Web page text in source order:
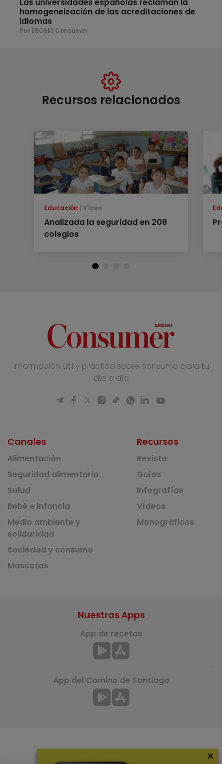
Las universidades españolas reclaman la
homogeneización de las acreditaciones de
idiomas
Por EROSKI Consumer
Recursos relacionados
Educación Vídeo
Analizada la seguridad en 208
colegios
Información útil y práctica sobre consumo para tu
día a día
Canales
Alimentación
Seguridad alimentaria
Salud
Bebé e infancia
Medio ambiente y
solidaridad
Sociedad y consumo
Mascotas
Recursos
Revista
Guías
Infografías
Vídeos
Monográficos
Nuestras Apps
App de recetas
App del Camino de Santiago
×